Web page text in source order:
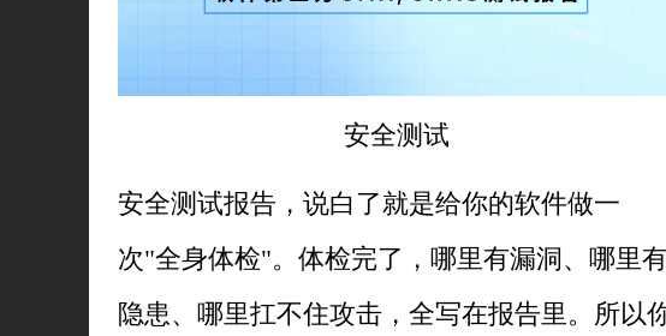
安全测试
安全测试报告，说白了就是给你的软件做一
次"全身体检"。体检完了，哪里有漏洞、哪里
隐患、哪里扛不住攻击，全写在报告里。所以